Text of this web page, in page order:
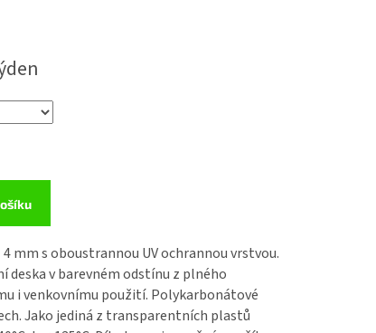
mms oboustrannou UV ochrannou vrstvou.
v barevném odstínu z plného
i venkovnímu použití. Polykarbonátové
Jako jediná z transparentních plastů